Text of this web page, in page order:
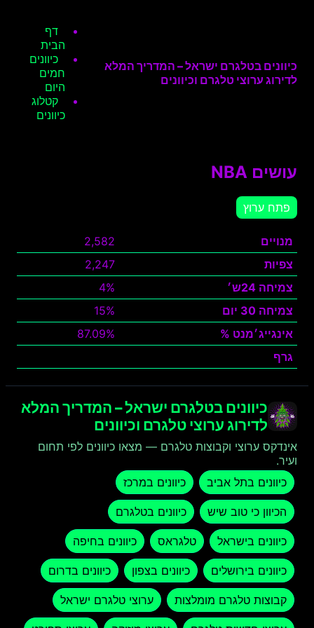
כיוונים בטלגרם ישראל – המדריך המלא
לדירוג ערוצי טלגרם וכיוונים
דף
הבית
כיוונים
חמים
היום
קטלוג
כיוונים
עושים NBA
פתח ערוץ
מנויים
2,582
צפיות
2,247
צמיחה 24ש׳
4%
צמיחה 30 יום
15%
אינגייג׳מנט %
87.09%
גרף
כיוונים בטלגרם ישראל – המדריך המלא
לדירוג ערוצי טלגרם וכיוונים
אינדקס ערוצי וקבוצות טלגרם — מצאו כיוונים לפי תחום
ועיר.
כיוונים בתל אביב
כיוונים במרכז
הכיוון כי טוב שיש כיוונים בטלגרם
כיוונים בישראל טלגראס כיוונים בחיפה
כיוונים בירושלים כיוונים בצפון כיוונים בדרום
קבוצות טלגרם מומלצות ערוצי טלגרם ישראל